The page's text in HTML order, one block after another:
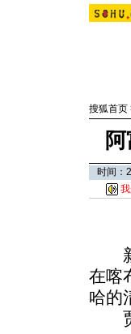
搜狐首页
时间
新
在喀
哈的
贾